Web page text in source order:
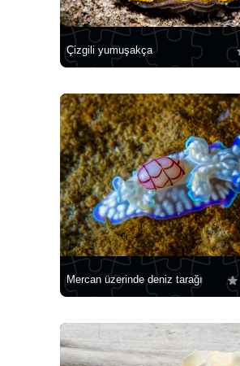
Çizgili yumuşakça
Mercan üzerinde deniz tarağı